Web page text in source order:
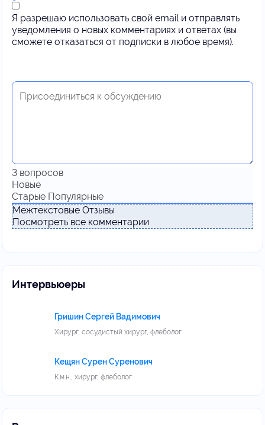
Я разрешаю использовать свой email и отправлять
уведомления о новых комментариях и ответах (вы
cможете отказаться от подписки в любое время).
3 вопросов
Новые
Старые Популярные
Межтекстовые Отзывы
Посмотреть все комментарии
Интервьюеры
Гришин Сергей Вадимович
Хирург, сосудистый хирург, флеболог
Кещян Сурен Суренович
К.м.н., хирург, флеболог